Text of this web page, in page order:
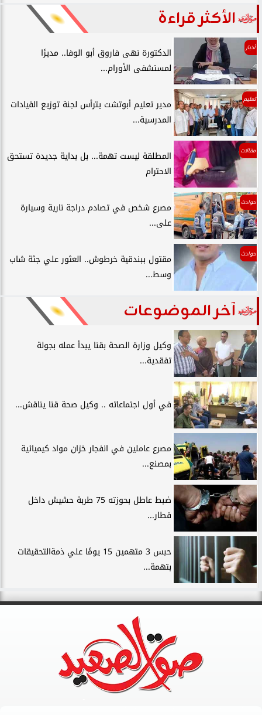
الأكثر قراءة
أخبار
الدكتورة نهى فاروق أبو الوفا.. مديرًا
لمستشفى الأورام...
تعليم
مدير تعليم أبوتشت يترأس لجنة توزيع القيادات
المدرسية...
مقالات
المطلقة ليست تهمة... بل بداية جديدة تستحق
الاحترام
حوادث
مصرع شخص في تصادم دراجة نارية وسيارة
على...
حوادث
مقتول ببندقية خرطوش.. العثور علي جثة شاب
وسط...
آخر الموضوعات
وكيل وزارة الصحة بقنا يبدأ عمله بجولة
تفقدية...
في أول اجتماعاته .. وكيل صحة قنا يناقش...
مصرع عاملين في انفجار خزان مواد كيميائية
بمصنع...
ضبط عاطل بحوزته 75 طربة حشيش داخل
قطار...
حبس 3 متهمين 15 يومًا علي ذمةالتحقيقات
بتهمة...